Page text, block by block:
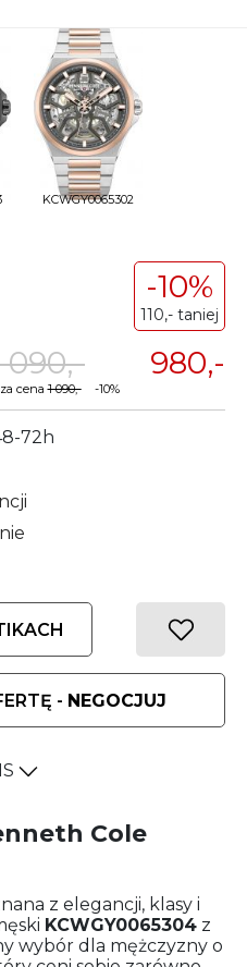
KCWGY0065302
-10%
110,- taniej
980,-
090,-
cena1 090,--10%
72h
- NEGOCJUJ
Cole
z elegancji, klasy i
KCWGY0065304 z
wybór dla mężczyzny o